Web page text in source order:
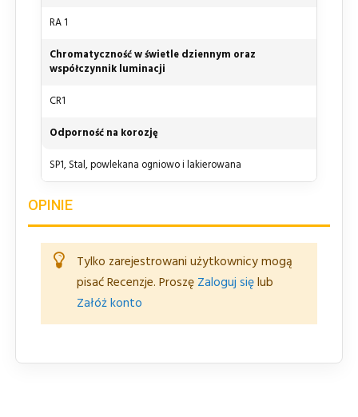
RA 1
Chromatyczność w świetle dziennym oraz
współczynnik luminacji
CR1
Odporność na korozję
SP1, Stal, powlekana ogniowo i lakierowana
OPINIE
Tylko zarejestrowani użytkownicy mogą
pisać Recenzje. Proszę Zaloguj sięlub
Załóż konto